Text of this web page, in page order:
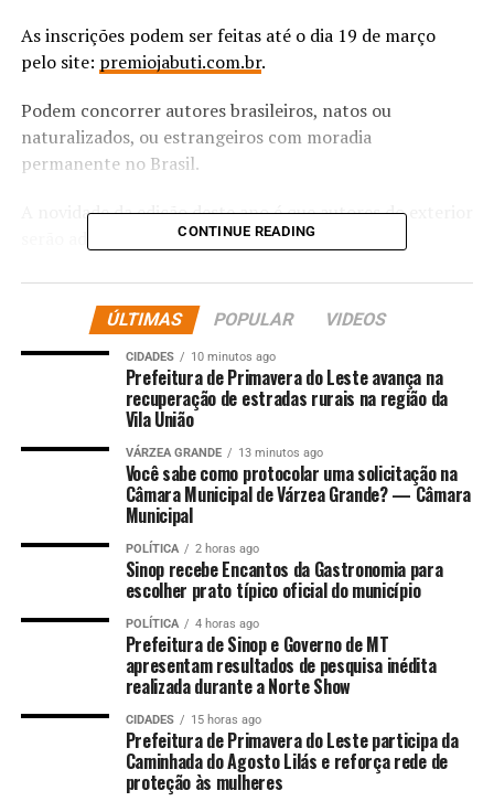
As inscrições podem ser feitas até o dia 19 de março
pelo site: premiojabuti.com.br.
Podem concorrer autores brasileiros, natos ou
naturalizados, ou estrangeiros com moradia
permanente no Brasil.
A novidade da edição deste ano é que autores do exterior
serão admitidos exclusivamente em coletâneas.
A premiação contempla obras em língua portuguesa,
sejam individuais, coletâneas, dicionários ou
enciclopédias, obras didáticas e de divulgação científica,
que foram publicadas durante todo o ano de 2025.
As obras só podem ser inscritas em apenas uma
categoria e precisam ter Padrão Internacional de
Numeração de Livro e Ficha Catalográfica emitidos no
O Prêmio Jabuti Acadêmico tem 30 categorias, sendo 27
de Ciência e Cultura, as outras três são de Prêmios
Especiais que incluem tradução, divulgação científica,
ilustração e infografia.
A organização da premiação reforça que obras que
tiverem uso de inteligência artificial identificado serão
desqualificadas.
Os vencedores de cada uma das categorias vão receber
uma estatueta e um prêmio de R$ 5 mil.
CONTINUE READING
ÚLTIMAS POPULAR VIDEOS
CIDADES 10 minutos ago
Prefeitura de Primavera do Leste avança na
recuperação de estradas rurais na região da
Vila União
VÁRZEA GRANDE 13 minutos ago
Você sabe como protocolar uma solicitação na
Câmara Municipal de Várzea Grande? — Câmara
Municipal
POLÍTICA 2 horas ago
Sinop recebe Encantos da Gastronomia para
escolher prato típico oficial do município
POLÍTICA 4 horas ago
Prefeitura de Sinop e Governo de MT
apresentam resultados de pesquisa inédita
realizada durante a Norte Show
CIDADES 15 horas ago
Prefeitura de Primavera do Leste participa da
Caminhada do Agosto Lilás e reforça rede de
proteção às mulheres